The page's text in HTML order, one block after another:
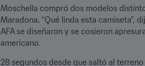
Moschella compró dos modelos
Maradona. “Qué linda esta camiseta”,
AFA se diseñaron y se cosieron
americano.
28 segundos desde que saltó al